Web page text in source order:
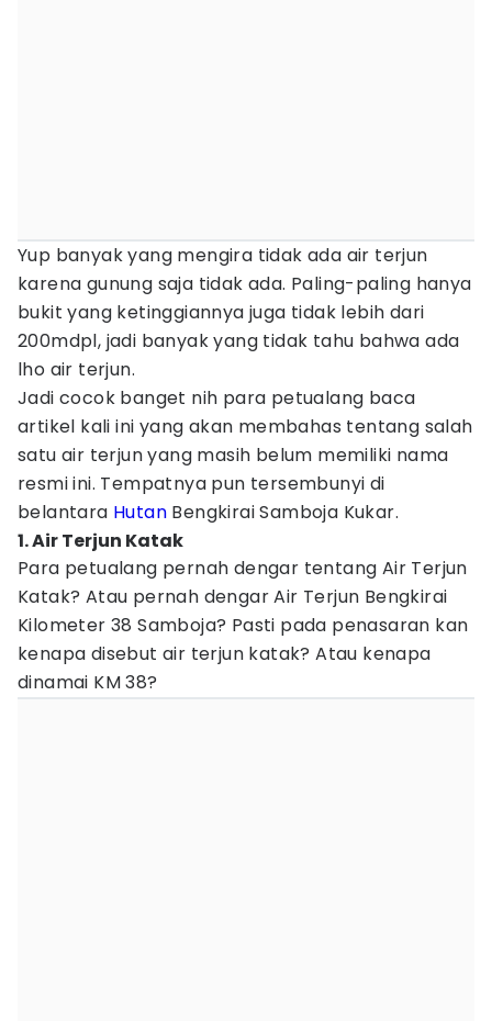
Yup banyak yang mengira tidak ada air terjun
karena gunung saja tidak ada. Paling-paling hanya
bukit yang ketinggiannya juga tidak lebih dari
200mdpl, jadi banyak yang tidak tahu bahwa ada
lho air terjun.
Jadi cocok banget nih para petualang baca
artikel kali ini yang akan membahas tentang salah
satu air terjun yang masih belum memiliki nama
resmi ini. Tempatnya pun tersembunyi di
belantara Hutan Bengkirai Samboja Kukar.
1. Air Terjun Katak
Para petualang pernah dengar tentang Air Terjun
Katak? Atau pernah dengar Air Terjun Bengkirai
Kilometer 38 Samboja? Pasti pada penasaran kan
kenapa disebut air terjun katak? Atau kenapa
dinamai KM 38?